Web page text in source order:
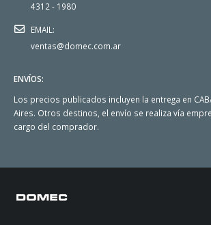
4312 - 1980
EMAIL:
ventas@domec.com.ar
ENVÍOS:
Los precios publicados incluyen la entrega en
Aires. Otros destinos, el envío se realiza vía
cargo del comprador.